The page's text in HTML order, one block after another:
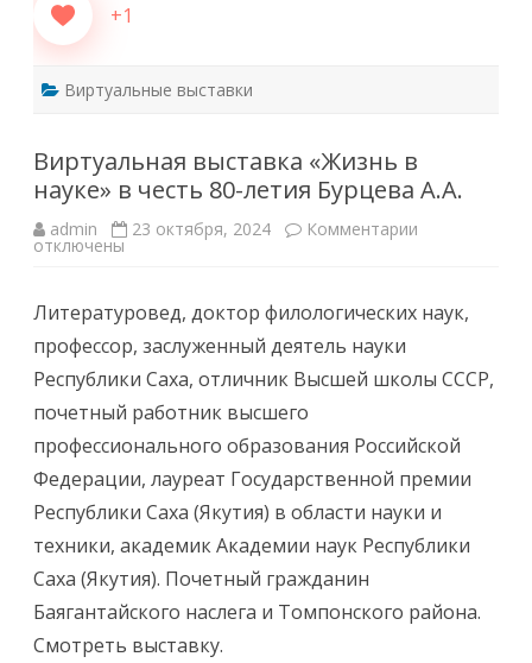
+1
Виртуальные выставки
Виртуальная выставка «Жизнь в
науке» в честь 80-летия Бурцева А.А.
admin 23 октября, 2024 Комментарии
в
науке»
80-
летия
отключены
Литературовед, доктор филологических наук,
профессор, заслуженный деятель науки
Республики Саха, отличник Высшей школы СССР,
почетный работник высшего
профессионального образования Российской
Федерации, лауреат Государственной премии
Республики Саха (Якутия) в области науки и
техники, академик Академии наук Республики
Саха (Якутия). Почетный гражданин
Баягантайского наслега и Томпонского района.
Смотреть выставку.